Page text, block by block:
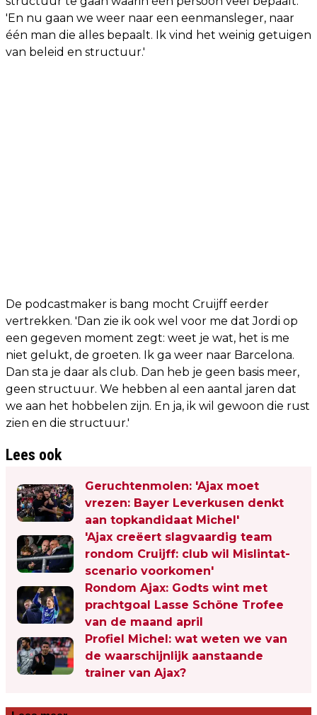
'En nu gaan we weer naar een eenmansleger, naar
één man die alles bepaalt. Ik vind het weinig getuigen
van beleid en structuur.'
De podcastmaker is bang mocht Cruijff eerder
vertrekken. 'Dan zie ik ook wel voor me dat Jordi op
een gegeven moment zegt: weet je wat, het is me
niet gelukt, de groeten. Ik ga weer naar Barcelona.
Dan sta je daar als club. Dan heb je geen basis meer,
geen structuur. We hebben al een aantal jaren dat
we aan het hobbelen zijn. En ja, ik wil gewoon die rust
zien en die structuur.'
Lees ook
Geruchtenmolen: 'Ajax moet
vrezen: Bayer Leverkusen denkt
aan topkandidaat Michel'
'Ajax creëert slagvaardig team
rondom Cruijff: club wil Mislintat-
scenario voorkomen'
Rondom Ajax: Godts wint met
prachtgoal Lasse Schöne Trofee
van de maand april
Profiel Michel: wat weten we van
de waarschijnlijk aanstaande
trainer van Ajax?